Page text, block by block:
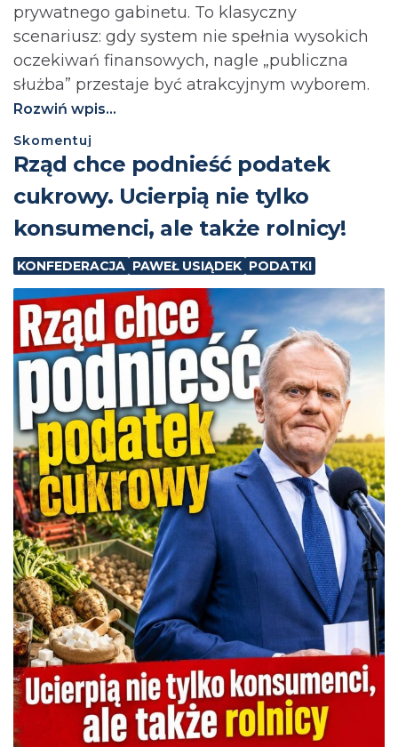
prywatnego gabinetu. To klasyczny
scenariusz: gdy system nie spełnia wysokich
oczekiwań finansowych, nagle „publiczna
służba” przestaje być atrakcyjnym wyborem.
Rozwiń wpis...
Skomentuj
⁨Rząd chce podnieść podatek
cukrowy. Ucierpią nie tylko
konsumenci, ale także rolnicy!
KONFEDERACJA PAWEŁ USIĄDEK PODATKI